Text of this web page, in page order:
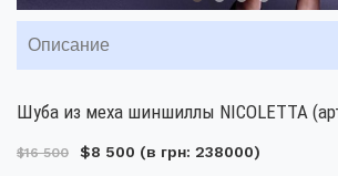
Описание
Шуба из меха шиншиллы NICOLETTA
$16 500 $8 500 (в грн: 238000)